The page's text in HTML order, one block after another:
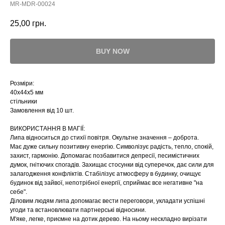
MR-MDR-00024
25,00 грн.
BUY NOW
Розміри:
40х44х5 мм
стільники
Замовлення від 10 шт.
ВИКОРИСТАННЯ В МАГІЇ:
Липа відноситься до стихії повітря. Окультне значення – доброта.
Має дуже сильну позитивну енергію. Символізує радість, тепло, спокій,
захист, гармонію. Допомагає позбавитися депресії, песимістичних
думок, гнітючих спогадів. Захищає стосунки від суперечок, дає сили для
залагодження конфліктів. Стабілізує атмосферу в будинку, очищує
будинок від зайвої, непотрібної енергії, сприймає все негативне "на
себе".
Діловим людям липа допомагає вести переговори, укладати успішні
угоди та встановлювати партнерські відносини.
М'яке, легке, приємне на дотик дерево. На ньому нескладно вирізати